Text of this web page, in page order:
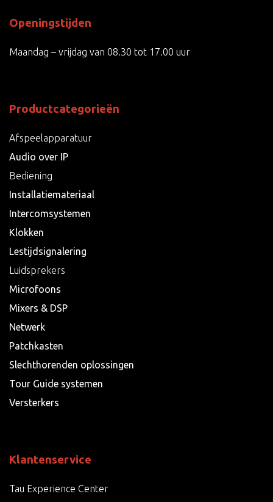
Openingstijden
Maandag – vrijdag van 08.30 tot 17.00 uur
Productcategorieën
Afspeelapparatuur
Audio over IP
Bediening
Installatiemateriaal
Intercomsystemen
Klokken
Lestijdsignalering
Luidsprekers
Microfoons
Mixers & DSP
Netwerk
Patchkasten
Slechthorenden oplossingen
Tour Guide systemen
Versterkers
Klantenservice
Tau Experience Center